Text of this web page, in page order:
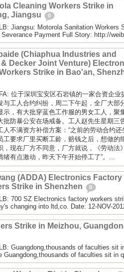
Cleaning Workers Strike in
Jiangsu
0
Jiangsu: Motorola Sanitation Workers
Payment Full Story: http://
(Chiaphua Industries and
& Decker Joint Venture)
Strike in Bao'an,
位于深圳宝安区石岩镇的一家合资企
与工人合约纠纷，周二下午起，全厂大部
示，有大批穿蓝色工作服的男女工人，聚
批防暴公安在场戒备。工人赵先生星期三
人不满资方补偿方案：“之前的劳动合约
工要求厂里买断工龄，赔钱之后，想做的
，现在厂方不同意，厂方就说，《劳动法
绪有点激动，昨天下午开始停工了”。...
(ADDA) Electronics Factory
Strike in Shenzhen
0
700 SZ Electronics factory workers
changing into ltd,co. Date: 12-NOV-
Strike in Meizhou,
Guangdong,thousands of faculties sit
Guangdong,thousands of faculties sit in